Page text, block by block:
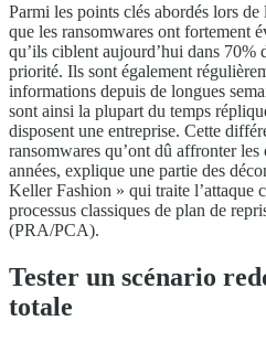
Parmi les points clés abordés lors
que les ransomwares ont fortement
qu’ils ciblent aujourd’hui dans 70%
priorité. Ils sont également
informations depuis de longues
sont ainsi la plupart du temps
disposent une entreprise. Cette
ransomwares qu’ont dû affronter
années, explique une partie des
Keller Fashion » qui traite l’attaque
processus classiques de plan de
(PRA/PCA).
Tester un scénario
totale